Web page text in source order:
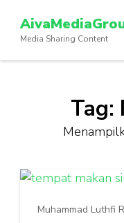
konten
(Tekan
Media Sharing Content
Tag:
Muhammad Luthfi